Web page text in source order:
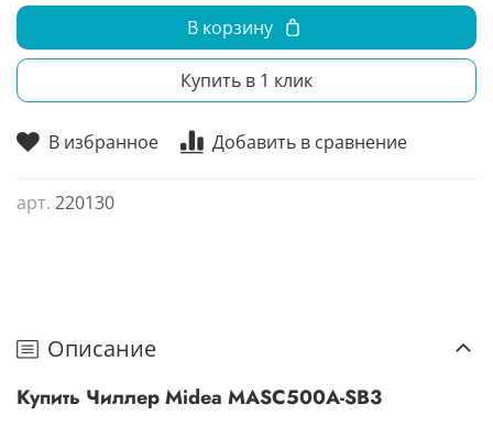
В избранное Добавить в сравнение
арт. 220130
В корзину
Купить в 1 клик
Описание
Купить Чиллер Midea MASC500A-SB3